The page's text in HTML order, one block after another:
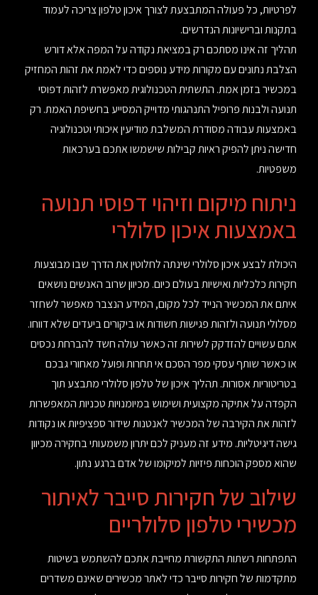
לפרטיות, כל פעולה המתבצעת לצורך איכון טלפון צריכה לעמוד
בתקנות וברישיונות הנדרשים.
תהליך זה אינו מסתכם רק במציאת נקודה על המפה אלא דורש
הצלבת נתונים עם מקורות מידע נוספים כדי לאמת את זהות המחזיק
במכשיר בזמן אמת. התשתית הטכנולוגית מאפשרת לזהות דפוסי
תנועה ולבנות פרופיל התנהגותי מדוייק המסייע בחשיפת האמת. רק
באמצעות עבודה מסודרת המשלבת מודיעין איכותי וטכנולוגיה
חדישה ניתן להפיק ראיות קבילות שישמשו אתכם בערכאות
משפטיות.
ניתוח מיקום וזיהוי דפוסי תנועה
באמצעות איכון סלולרי
היכולת לבצע איכון סלולרי שינתה לחלוטין את הדרך שבו מבוצעות
חקירות כלכליות ואישיות בעולם כיום. מכיוון שרוב האנשים נושאים
איתם את המכשיר הנייד לכל מקום, המידע הנצבר מאפשר לשחזר
מסלולי תנועה ולזהות פגישות חשודות או ביקורים ביעדים שלא דווחו.
אתם עשויים להזדקק לשירות זה כאשר עולה חשד להברחת נכסים
או כאשר שותף עסקי מפר הסכם אי תחרות ופועל מאחורי גבכם
בטריטוריות אסורות. תהליך איכון של טלפון סלולרי מתבצע תוך
הקפדה על אתיקה מקצועית ושימוש במיומנויות טכניות המאפשרות
לזהות את הקירבה של המכשיר לאנטנות שידור ספציפיות או נקודות
גישה דיגיטליות. מידע זה מעניק לכם יתרון משמעותי בחקירה מכיוון
שהוא מספק הוכחות פיזיות למיקומו של אדם ברגע נתון.
שילוב של חקירות סייבר לאיתור
מכשירי טלפון סלולריים
התפתחות רשתות התקשורת מחייבת אתכם להשתמש בשיטות
מתקדמות של חקירות סייבר כדי לאתר מכשירים שאינם משדרים